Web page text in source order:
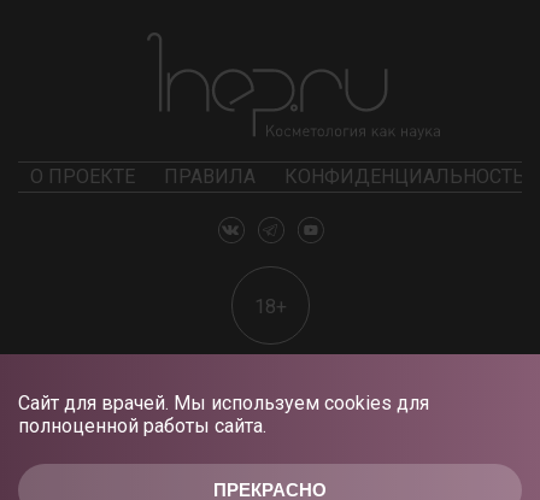
ПРЕКРАСНО
Сайт для врачей. Мы используем cookies для
полноценной работы сайта.
О ПРОЕКТЕ ПРАВИЛА КОНФИДЕНЦИАЛЬНОСТЬ
18+